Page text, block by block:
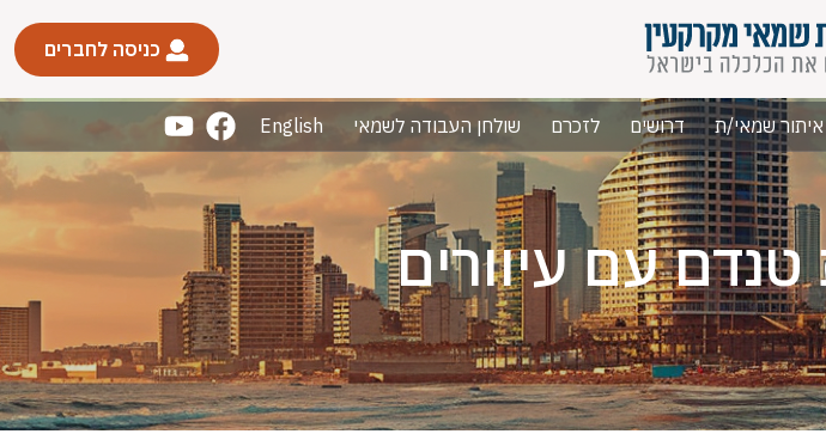
כניסה לחברים
איתור שמאי/ת דרושים לזכרם שולחן העבודה לשמאי English
עם עיוורים